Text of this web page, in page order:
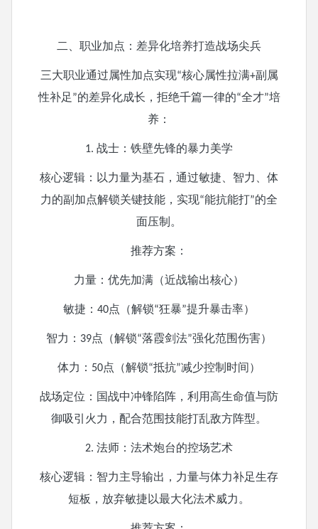
二、职业加点：差异化培养打造战场尖兵
三大职业通过属性加点实现“核心属性拉满+副属
性补足”的差异化成长，拒绝千篇一律的“全才”培
养：
1. 战士：铁壁先锋的暴力美学
核心逻辑：以力量为基石，通过敏捷、智力、体
力的副加点解锁关键技能，实现“能抗能打”的全
面压制。
推荐方案：
力量：优先加满（近战输出核心）
敏捷： 40点（解锁“狂暴”提升暴击率）
智力： 39点（解锁“落霞剑法”强化范围伤害）
体力： 50点（解锁“抵抗”减少控制时间）
战场定位：国战中冲锋陷阵，利用高生命值与防
御吸引火力，配合范围技能打乱敌方阵型。
2. 法师：法术炮台的控场艺术
核心逻辑：智力主导输出，力量与体力补足生存
短板，放弃敏捷以最大化法术威力。